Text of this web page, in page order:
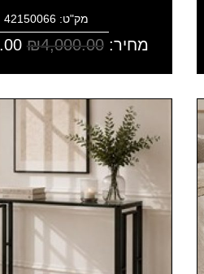
מק"ט: 42150066
מחיר: ₪4,000.00